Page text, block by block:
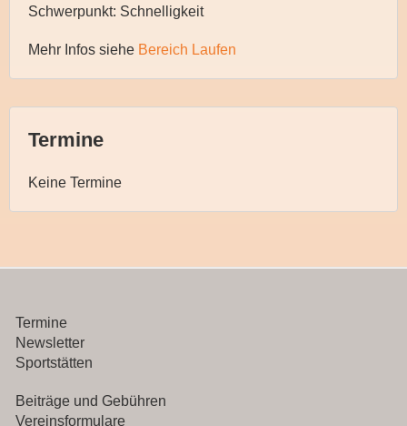
Schwerpunkt: Schnelligkeit
Mehr Infos siehe Bereich Laufen
Termine
Keine Termine
Termine
Newsletter
Sportstätten
Beiträge und Gebühren
Vereinsformulare